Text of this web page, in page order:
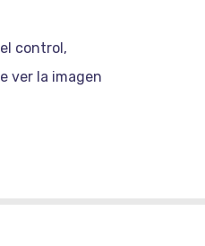
control,
ver la imagen